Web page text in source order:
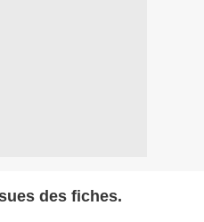
des fiches.